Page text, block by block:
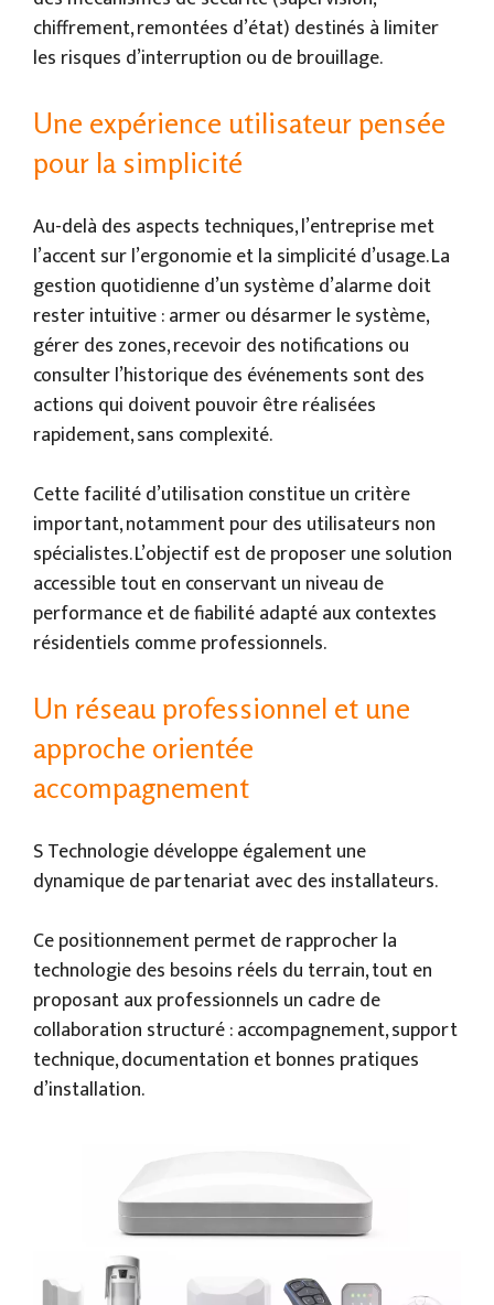
chiffrement, remontées d’état) destinés à limiter
les risques d’interruption ou de brouillage.
Une expérience utilisateur pensée
pour la simplicité
Au-delà des aspects techniques, l’entreprise met
l’accent sur l’ergonomie et la simplicité d’usage. La
gestion quotidienne d’un système d’alarme doit
rester intuitive : armer ou désarmer le système,
gérer des zones, recevoir des notifications ou
consulter l’historique des événements sont des
actions qui doivent pouvoir être réalisées
rapidement, sans complexité.
Cette facilité d’utilisation constitue un critère
important, notamment pour des utilisateurs non
spécialistes. L’objectif est de proposer une solution
accessible tout en conservant un niveau de
performance et de fiabilité adapté aux contextes
résidentiels comme professionnels.
Un réseau professionnel et une
approche orientée
accompagnement
S Technologie développe également une
dynamique de partenariat avec des installateurs.
Ce positionnement permet de rapprocher la
technologie des besoins réels du terrain, tout en
proposant aux professionnels un cadre de
collaboration structuré : accompagnement, support
technique, documentation et bonnes pratiques
d’installation.